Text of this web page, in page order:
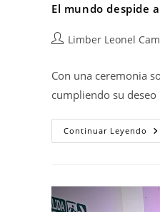
El mundo despide
Limber Leonel
Con una ceremonia
cumpliendo su
Continuar Leyendo